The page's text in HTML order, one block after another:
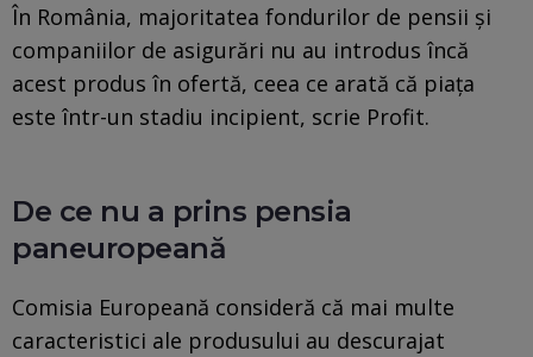
În România, majoritatea fondurilor de pensii și
companiilor de asigurări nu au introdus încă
acest produs în ofertă, ceea ce arată că piața
este într-un stadiu incipient, scrie Profit.
De ce nu a prins pensia
paneuropeană
Comisia Europeană consideră că mai multe
caracteristici ale produsului au descurajat